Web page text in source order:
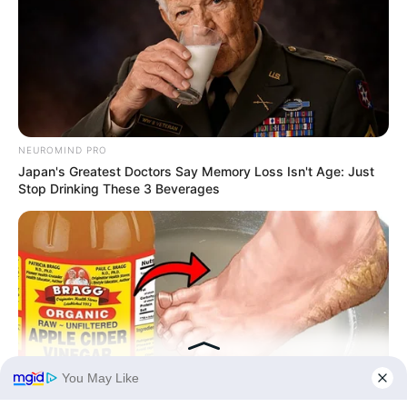
Természet
Történetek
Világ
Információ
Adatvédelmi irányelvek
NEUROMIND PRO
Japan's Greatest Doctors Say Memory Loss Isn't Age: Just
Stop Drinking These 3 Beverages